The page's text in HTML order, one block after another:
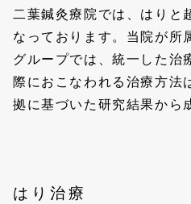
二葉鍼灸療院では、はりと
なっております。当院が所
グループでは、統一した治
際におこなわれる治療方法
拠に基づいた研究結果から
はり治療